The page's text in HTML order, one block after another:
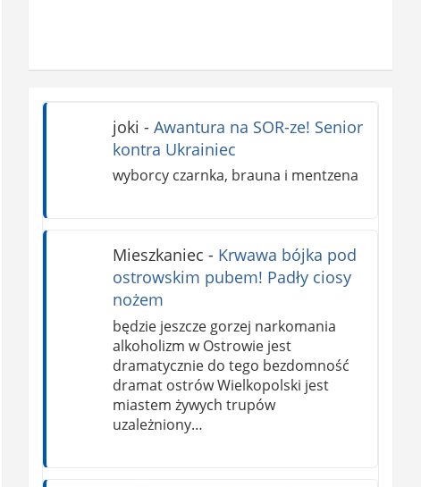
joki - Awantura na SOR-ze! Senior
kontra Ukrainiec
wyborcy czarnka, brauna i mentzena
Mieszkaniec - Krwawa bójka pod
ostrowskim pubem! Padły ciosy
nożem
będzie jeszcze gorzej narkomania
alkoholizm w Ostrowie jest
dramatycznie do tego bezdomność
dramat ostrów Wielkopolski jest
miastem żywych trupów
uzależniony…